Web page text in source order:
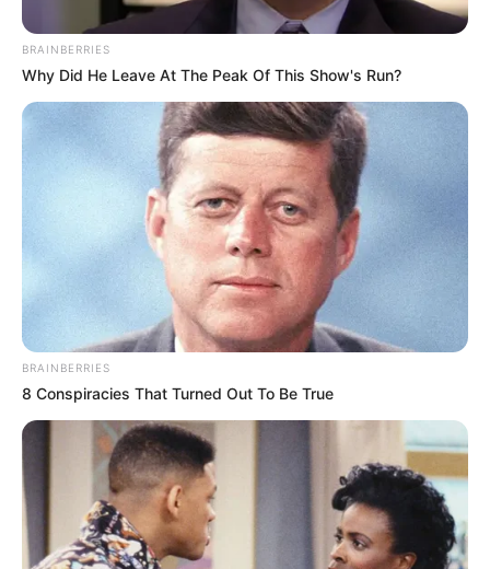
(foto: pinterest)
10. Jika ada bentuknya, jangan ragu untuk
menggambar materi yang diajarkan. Lakukan
semirip mungkin agar makin mudah mengingat
BRAINBERRIES
Why Did He Leave At The Peak Of This Show's Run?
BRAINBERRIES
8 Conspiracies That Turned Out To Be True